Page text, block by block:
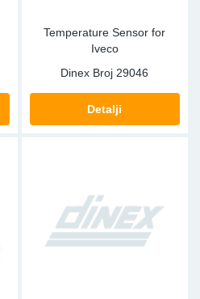
Temperature Sensor for
Iveco
Dinex Broj 29046
Detalji